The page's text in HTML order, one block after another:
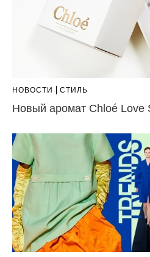
НОВОСТИ СТИЛЬ
Новый аромат Chloé Love